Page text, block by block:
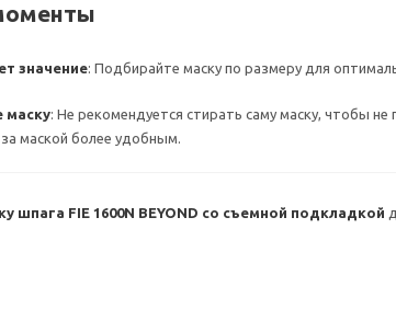
значение: Подбирайте маску по размеру для
маску: Не рекомендуется стирать саму маску, чтобы
маской более удобным.
шпага FIE 1600N BEYOND со съемной подкладкой